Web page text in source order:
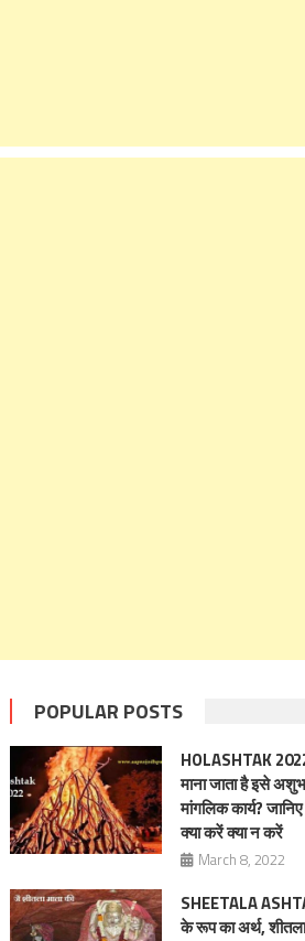
POPULAR POSTS
HOLASHTAK
माना जाता है इसे
मांगलिक कार्य?
क्या करें क्या न करें
March 8, 2022
SHEETALA
के रूप का अर्थ,